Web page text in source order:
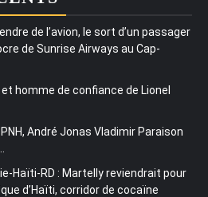
de l’avion, le sort d’un passager
de Sunrise Airways au Cap-
homme de confiance de Lionel
André Jonas Vladimir Paraison
Haïti-RD : Martelly reviendrait pour
d’Haïti, corridor de cocaïne